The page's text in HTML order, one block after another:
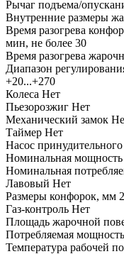
Рычаг подъема/
Внутренние размеры
Время разогрева
мин, не более 30
Время разогрева
Диапазон
+20...+270
Колеса Нет
Пьезорозжиг Нет
Механический замок
Таймер Нет
Насос принудительного
Номинальная
Номинальная
Лавовый Нет
Размеры конфорок, мм
Газ-контроль Нет
Площадь жарочной
Потребляемая
Температура рабочей